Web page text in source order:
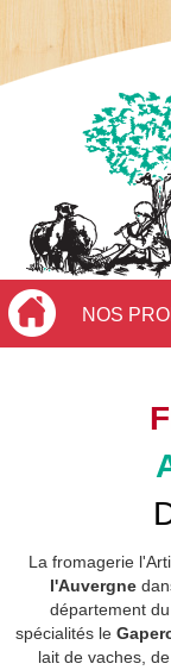
NOS
La fromagerie
l'Auvergne
département
spécialités le
lait de vaches,